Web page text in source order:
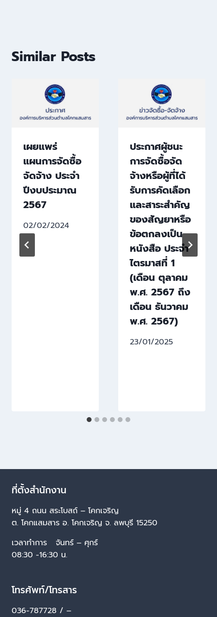
Similar Posts
เผยแพร่
แผนการจัดซื้อ
จัดจ้าง ประจำ
ปีงบประมาณ
2567
02/02/2024
ประกาศผู้ชนะ
การจัดซื้อจัด
จ้างหรือผู้ที่ได้
รับการคัดเลือก
และสาระสำคัญ
ของสัญยาหรือ
ข้อตกลงเป็น
หนังสือ ประจำ
ไตรมาสที่ 1
(เดือน ตุลาคม
พ.ศ. 2567 ถึง
เดือน ธันวาคม
พ.ศ. 2567)
23/01/2025
ที่ตั้งสำนักงาน
หมู่ 4 ถนน สระโบสถ์ – โคกเจริญ
ต. โคกแสมสาร อ. โคกเจริญ จ. ลพบุรี 15250
เวลาทำการ จันทร์ – ศุกร์
08:30 -16:30 น.
โทรศัพท์/โทรสาร
036-787728 / –